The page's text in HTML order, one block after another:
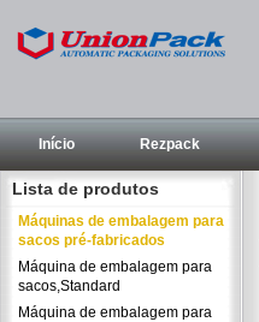
Início Rezpack
Lista de produtos
Máquinas de embalagem para
sacos pré-fabricados
Máquina de embalagem para
sacos,Standard
Máquina de embalagem para